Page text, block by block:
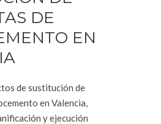
DE
EN
de sustitución de
en Valencia,
y ejecución